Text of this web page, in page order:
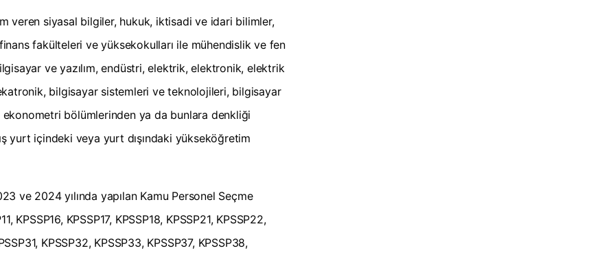
veren siyasal bilgiler, hukuk, iktisadi ve idari bilimler,
fakülteleri ve yüksekokulları ile mühendislik ve fen
ve yazılım, endüstri, elektrik, elektronik, elektrik
bilgisayar sistemleri ve teknolojileri, bilgisayar
bölümlerinden ya da bunlara denkliği
yurt içindeki veya yurt dışındaki yükseköğretim
ve 2024 yılında yapılan Kamu Personel Seçme
KPSSP16, KPSSP17, KPSSP18, KPSSP21, KPSSP22,
KPSSP32, KPSSP33, KPSSP37, KPSSP38,